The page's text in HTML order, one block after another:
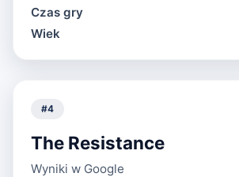
Czas gry
Wiek
#4
The Resistance
Wyniki w Google